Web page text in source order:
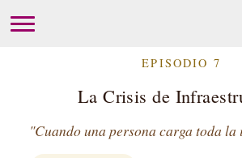
EPISODIO 7
La Crisis de
"Cuando una persona carga toda